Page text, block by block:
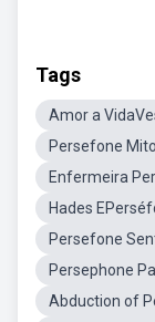
Tags
Amor a
Persefone
Enfermeira
Hades
Persefone
Persephone
Abduction of